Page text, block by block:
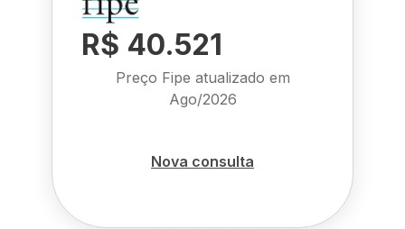
R$ 40.521
Preço Fipe atualizado em
Ago/2026
Nova consulta